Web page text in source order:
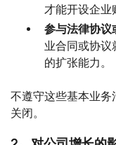
才能开设企业
参与法律协议
业合同或协议
的扩张能力。
不遵守这些基本业务
关闭。